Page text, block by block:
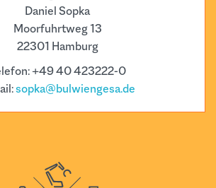
Daniel Sopka
Moorfuhrtweg 13
22301 Hamburg
+49 40 423222-0
sopka@bulwiengesa.de